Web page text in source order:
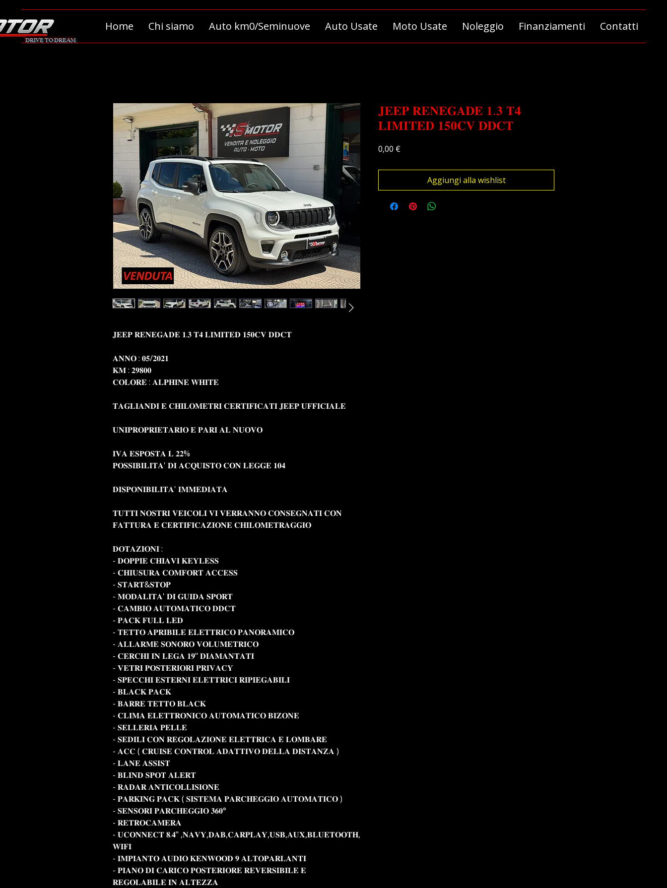
DRIVE TO DREAM
Home Chi siamo Auto km0/Seminuove Auto Usate Moto Usate Noleggio Finanziamenti Contatti
𝐉𝐄𝐄𝐏 𝐑𝐄𝐍𝐄𝐆𝐀𝐃𝐄 𝟏.𝟑 𝐓𝟒 𝐋𝐈𝐌𝐈𝐓𝐄𝐃 𝟏𝟓𝟎𝐂𝐕 𝐃𝐃𝐂𝐓
𝐀𝐍𝐍𝐎 : 𝟎𝟓/𝟐𝟎𝟐𝟏
𝐊𝐌 : 𝟐𝟗𝟖𝟎𝟎
𝐂𝐎𝐋𝐎𝐑𝐄 : 𝐀𝐋𝐏𝐇𝐈𝐍𝐄 𝐖𝐇𝐈𝐓𝐄
𝐓𝐀𝐆𝐋𝐈𝐀𝐍𝐃𝐈 𝐄 𝐂𝐇𝐈𝐋𝐎𝐌𝐄𝐓𝐑𝐈 𝐂𝐄𝐑𝐓𝐈𝐅𝐈𝐂𝐀𝐓𝐈 𝐉𝐄𝐄𝐏 𝐔𝐅𝐅𝐈𝐂𝐈𝐀𝐋𝐄
𝐔𝐍𝐈𝐏𝐑𝐎𝐏𝐑𝐈𝐄𝐓𝐀𝐑𝐈𝐎 𝐄 𝐏𝐀𝐑𝐈 𝐀𝐋 𝐍𝐔𝐎𝐕𝐎
𝐈𝐕𝐀 𝐄𝐒𝐏𝐎𝐒𝐓𝐀 𝐋 𝟐𝟐%
𝐏𝐎𝐒𝐒𝐈𝐁𝐈𝐋𝐈𝐓𝐀' 𝐃𝐈 𝐀𝐂𝐐𝐔𝐈𝐒𝐓𝐎 𝐂𝐎𝐍 𝐋𝐄𝐆𝐆𝐄 𝟏𝟎𝟒
𝐃𝐈𝐒𝐏𝐎𝐍𝐈𝐁𝐈𝐋𝐈𝐓𝐀' 𝐈𝐌𝐌𝐄𝐃𝐈𝐀𝐓𝐀
𝐓𝐔𝐓𝐓𝐈 𝐍𝐎𝐒𝐓𝐑𝐈 𝐕𝐄𝐈𝐂𝐎𝐋𝐈 𝐕𝐈 𝐕𝐄𝐑𝐑𝐀𝐍𝐍𝐎 𝐂𝐎𝐍𝐒𝐄𝐆𝐍𝐀𝐓𝐈 𝐂𝐎𝐍
𝐅𝐀𝐓𝐓𝐔𝐑𝐀 𝐄 𝐂𝐄𝐑𝐓𝐈𝐅𝐈𝐂𝐀𝐙𝐈𝐎𝐍𝐄 𝐂𝐇𝐈𝐋𝐎𝐌𝐄𝐓𝐑𝐀𝐆𝐆𝐈𝐎
𝐃𝐎𝐓𝐀𝐙𝐈𝐎𝐍𝐈 :
- 𝐃𝐎𝐏𝐏𝐈𝐄 𝐂𝐇𝐈𝐀𝐕𝐈 𝐊𝐄𝐘𝐋𝐄𝐒𝐒
- 𝐂𝐇𝐈𝐔𝐒𝐔𝐑𝐀 𝐂𝐎𝐌𝐅𝐎𝐑𝐓 𝐀𝐂𝐂𝐄𝐒𝐒
- 𝐒𝐓𝐀𝐑𝐓&𝐒𝐓𝐎𝐏
- 𝐌𝐎𝐃𝐀𝐋𝐈𝐓𝐀' 𝐃𝐈 𝐆𝐔𝐈𝐃𝐀 𝐒𝐏𝐎𝐑𝐓
- 𝐂𝐀𝐌𝐁𝐈𝐎 𝐀𝐔𝐓𝐎𝐌𝐀𝐓𝐈𝐂𝐎 𝐃𝐃𝐂𝐓
- 𝐏𝐀𝐂𝐊 𝐅𝐔𝐋𝐋 𝐋𝐄𝐃
- 𝐓𝐄𝐓𝐓𝐎 𝐀𝐏𝐑𝐈𝐁𝐈𝐋𝐄 𝐄𝐋𝐄𝐓𝐓𝐑𝐈𝐂𝐎 𝐏𝐀𝐍𝐎𝐑𝐀𝐌𝐈𝐂𝐎
- 𝐀𝐋𝐋𝐀𝐑𝐌𝐄 𝐒𝐎𝐍𝐎𝐑𝐎 𝐕𝐎𝐋𝐔𝐌𝐄𝐓𝐑𝐈𝐂𝐎
- 𝐂𝐄𝐑𝐂𝐇𝐈 𝐈𝐍 𝐋𝐄𝐆𝐀 𝟏𝟗" 𝐃𝐈𝐀𝐌𝐀𝐍𝐓𝐀𝐓𝐈
- 𝐕𝐄𝐓𝐑𝐈 𝐏𝐎𝐒𝐓𝐄𝐑𝐈𝐎𝐑𝐈 𝐏𝐑𝐈𝐕𝐀𝐂𝐘
- 𝐒𝐏𝐄𝐂𝐂𝐇𝐈 𝐄𝐒𝐓𝐄𝐑𝐍𝐈 𝐄𝐋𝐄𝐓𝐓𝐑𝐈𝐂𝐈 𝐑𝐈𝐏𝐈𝐄𝐆𝐀𝐁𝐈𝐋𝐈
- 𝐁𝐋𝐀𝐂𝐊 𝐏𝐀𝐂𝐊
- 𝐁𝐀𝐑𝐑𝐄 𝐓𝐄𝐓𝐓𝐎 𝐁𝐋𝐀𝐂𝐊
- 𝐂𝐋𝐈𝐌𝐀 𝐄𝐋𝐄𝐓𝐓𝐑𝐎𝐍𝐈𝐂𝐎 𝐀𝐔𝐓𝐎𝐌𝐀𝐓𝐈𝐂𝐎 𝐁𝐈𝐙𝐎𝐍𝐄
- 𝐒𝐄𝐋𝐋𝐄𝐑𝐈𝐀 𝐏𝐄𝐋𝐋𝐄
- 𝐒𝐄𝐃𝐈𝐋𝐈 𝐂𝐎𝐍 𝐑𝐄𝐆𝐎𝐋𝐀𝐙𝐈𝐎𝐍𝐄 𝐄𝐋𝐄𝐓𝐓𝐑𝐈𝐂𝐀 𝐄 𝐋𝐎𝐌𝐁𝐀𝐑𝐄
- 𝐀𝐂𝐂 ( 𝐂𝐑𝐔𝐈𝐒𝐄 𝐂𝐎𝐍𝐓𝐑𝐎𝐋 𝐀𝐃𝐀𝐓𝐓𝐈𝐕𝐎 𝐃𝐄𝐋𝐋𝐀 𝐃𝐈𝐒𝐓𝐀𝐍𝐙𝐀 )
- 𝐋𝐀𝐍𝐄 𝐀𝐒𝐒𝐈𝐒𝐓
- 𝐁𝐋𝐈𝐍𝐃 𝐒𝐏𝐎𝐓 𝐀𝐋𝐄𝐑𝐓
- 𝐑𝐀𝐃𝐀𝐑 𝐀𝐍𝐓𝐈𝐂𝐎𝐋𝐋𝐈𝐒𝐈𝐎𝐍𝐄
- 𝐏𝐀𝐑𝐊𝐈𝐍𝐆 𝐏𝐀𝐂𝐊 ( 𝐒𝐈𝐒𝐓𝐄𝐌𝐀 𝐏𝐀𝐑𝐂𝐇𝐄𝐆𝐆𝐈𝐎 𝐀𝐔𝐓𝐎𝐌𝐀𝐓𝐈𝐂𝐎 )
- 𝐒𝐄𝐍𝐒𝐎𝐑𝐈 𝐏𝐀𝐑𝐂𝐇𝐄𝐆𝐆𝐈𝐎 𝟑𝟔𝟎°
- 𝐑𝐄𝐓𝐑𝐎𝐂𝐀𝐌𝐄𝐑𝐀
- 𝐔𝐂𝐎𝐍𝐍𝐄𝐂𝐓 𝟖.𝟒" ,𝐍𝐀𝐕𝐘,𝐃𝐀𝐁,𝐂𝐀𝐑𝐏𝐋𝐀𝐘,𝐔𝐒𝐁,𝐀𝐔𝐗,𝐁𝐋𝐔𝐄𝐓𝐎𝐎𝐓𝐇,
𝐖𝐈𝐅𝐈
- 𝐈𝐌𝐏𝐈𝐀𝐍𝐓𝐎 𝐀𝐔𝐃𝐈𝐎 𝐊𝐄𝐍𝐖𝐎𝐎𝐃 𝟗 𝐀𝐋𝐓𝐎𝐏𝐀𝐑𝐋𝐀𝐍𝐓𝐈
- 𝐏𝐈𝐀𝐍𝐎 𝐃𝐈 𝐂𝐀𝐑𝐈𝐂𝐎 𝐏𝐎𝐒𝐓𝐄𝐑𝐈𝐎𝐑𝐄 𝐑𝐄𝐕𝐄𝐑𝐒𝐈𝐁𝐈𝐋𝐄 𝐄
𝐑𝐄𝐆𝐎𝐋𝐀𝐁𝐈𝐋𝐄 𝐈𝐍 𝐀𝐋𝐓𝐄𝐙𝐙𝐀
𝐉𝐄𝐄𝐏 𝐑𝐄𝐍𝐄𝐆𝐀𝐃𝐄 𝟏.𝟑 𝐓𝟒
𝐋𝐈𝐌𝐈𝐓𝐄𝐃 𝟏𝟓𝟎𝐂𝐕 𝐃𝐃𝐂𝐓
0,00 €Prezzo
Aggiungi alla wishlist